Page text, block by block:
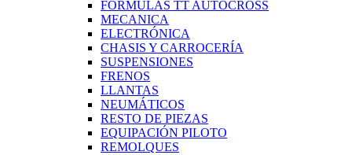
FORMULAS TT AUTOCROSS
MECANICA
ELECTRÓNICA
CHASIS Y CARROCERÍA
SUSPENSIONES
FRENOS
LLANTAS
NEUMÁTICOS
RESTO DE PIEZAS
EQUIPACIÓN PILOTO
REMOLQUES